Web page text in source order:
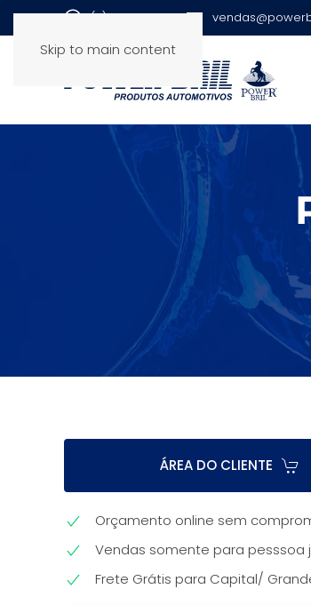
Skip to main content
(11) 2943-8139
ÁREA DO CLIENTE
Orçamento online sem
Vendas somente para pesssoa
Frete Grátis para Capital/